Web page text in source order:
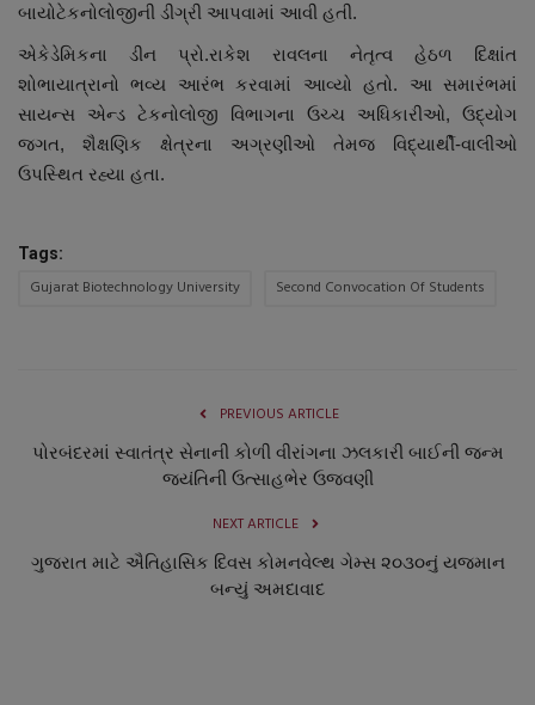
બાયોટેકનોલોજીની ડીગ્રી આપવામાં આવી હતી.
એકેડેમિકના ડીન પ્રો.રાકેશ રાવલના નેતૃત્વ હેઠળ દિક્ષાંત
શોભાયાત્રાનો ભવ્ય આરંભ કરવામાં આવ્યો હતો. આ સમારંભમાં
સાયન્સ એન્ડ ટેકનોલોજી વિભાગના ઉચ્ચ અધિકારીઓ, ઉદ્યોગ
જગત, શૈક્ષણિક ક્ષેત્રના અગ્રણીઓ તેમજ વિદ્યાર્થી-વાલીઓ
ઉપસ્થિત રહ્યા હતા.
Tags:
Gujarat Biotechnology University Second Convocation Of Students
PREVIOUS ARTICLE
પોરબંદરમાં સ્વાતંત્ર સેનાની કોળી વીરાંગના ઝલકારી બાઈની જન્મ
જયંતિની ઉત્સાહભેર ઉજવણી
NEXT ARTICLE
ગુજરાત માટે ઐતિહાસિક દિવસ કોમનવેલ્થ ગેમ્સ ૨૦૩૦નું યજમાન
બન્યું અમદાવાદ